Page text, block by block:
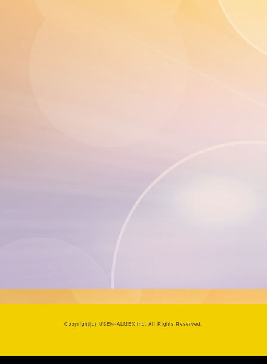
Copyright(c)USEN-ALMEX inc, All Rights Reserved.